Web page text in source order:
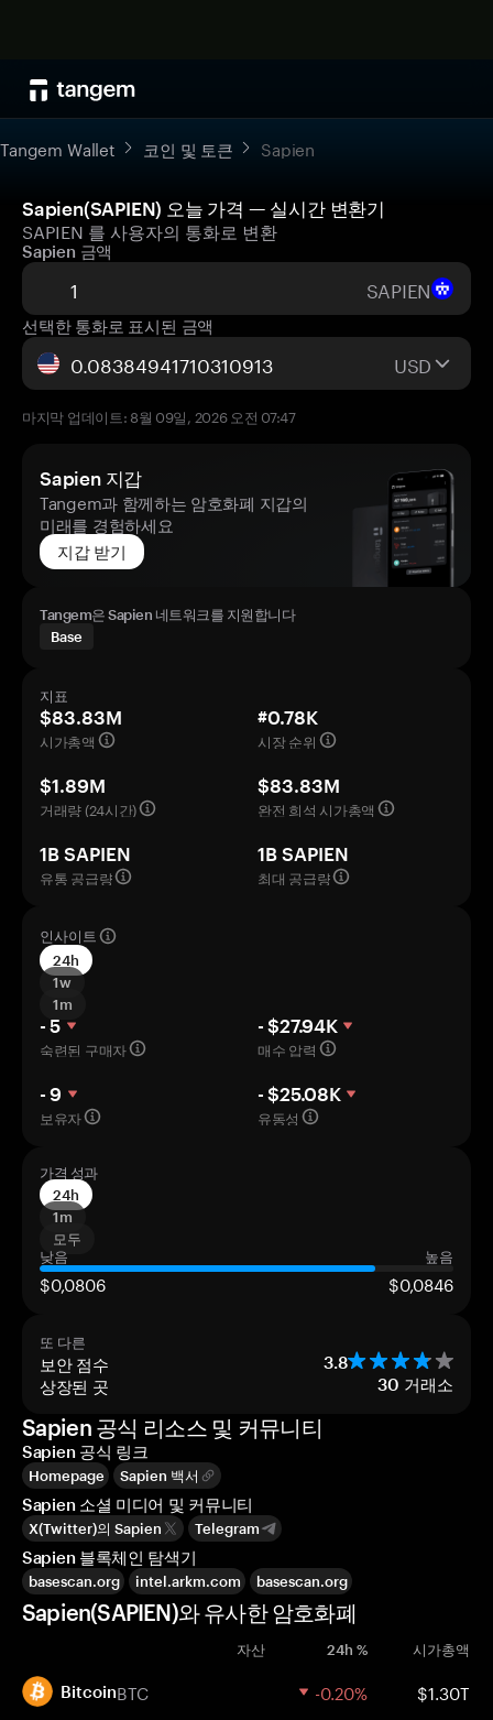
Tangem Wallet 코인 및 토큰 Sapien
Sapien(SAPIEN) 오늘 가격 — 실시간 변환기
SAPIEN 를 사용자의 통화로 변환
Sapien 금액
SAPIEN
선택한 통화로 표시된 금액
USD
마지막 업데이트: 8월 09일, 2026 오전 07:47
Sapien 지갑
Tangem과 함께하는 암호화폐 지갑의
미래를 경험하세요
지갑 받기
Tangem은 Sapien 네트워크를 지원합니다
Base
지표
$83.83M
시가총액
#0.78K
시장 순위
$1.89M
거래량 (24시간)
$83.83M
완전 희석 시가총액
1B SAPIEN
유통 공급량
1B SAPIEN
최대 공급량
인사이트
24h
1w
1m
- 5
숙련된 구매자
- $27.94K
매수 압력
- 9
보유자
- $25.08K
유동성
가격 성과
24h
1m
모두
낮음
높음
$0,0806 $0,0846
또 다른
보안 점수 3.8
상장된 곳 30 거래소
Sapien 공식 리소스 및 커뮤니티
Sapien 공식 링크
Homepage Sapien 백서
Sapien 소셜 미디어 및 커뮤니티
X(Twitter)의 Sapien Telegram
Sapien 블록체인 탐색기
basescan.org intel.arkm.com basescan.org
Sapien(SAPIEN)와 유사한 암호화폐
자산 24h % 시가총액
BitcoinBTC -0.20% $1.30T